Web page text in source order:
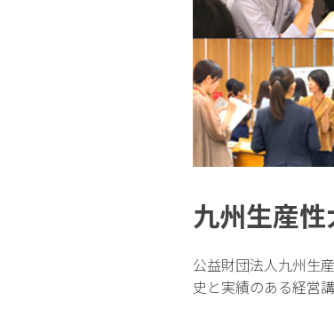
九州生産
公益財団法人九州生
史と実績のある経営